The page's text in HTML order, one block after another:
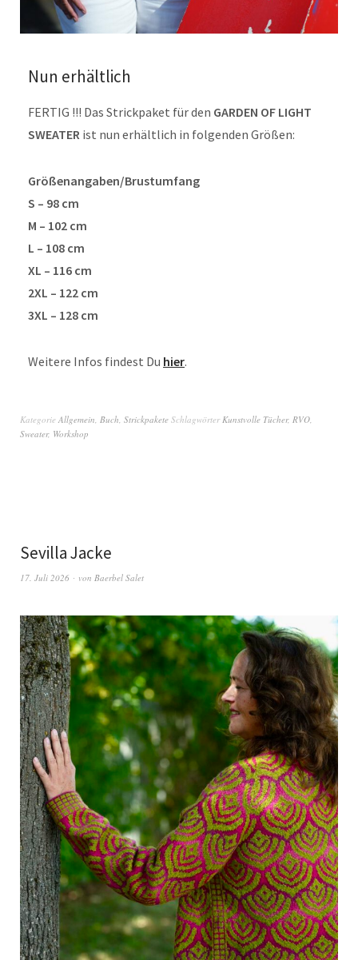
Nun erhältlich
FERTIG !!! Das Strickpaket für den GARDEN OF LIGHT
SWEATER ist nun erhältlich in folgenden Größen:
Größenangaben/Brustumfang
S – 98 cm
M – 102 cm
L – 108 cm
XL – 116 cm
2XL – 122 cm
3XL – 128 cm
Weitere Infos findest Du hier.
Kategorie Allgemein Buch Strickpakete Schlagwörter Kunstvolle Tücher, RVO
Sweater, Workshop
Sevilla Jacke
17. Juli 2026 von Baerbel Salet